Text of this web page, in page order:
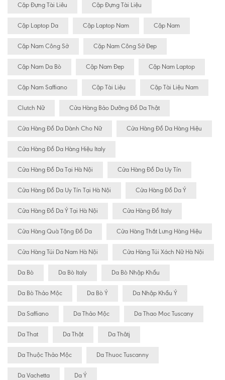
Cặp Đựng Tài Liêu Cặp Đựng Tài Liệu
Cặp Laptop Da Cặp Laptop Nam Cặp Nam
Cặp Nam Công Sở Cặp Nam Công Sở Đẹp
Cặp Nam Da Bò Cặp Nam Đẹp Cặp Nam Laptop
Cặp Nam Saffiano Cặp Tài Liệu Cặp Tài Liệu Nam
Clutch Nữ Cửa Hàng Bảo Dưỡng Đồ Da Thật
Cửa Hàng Đồ Da Dành Cho Nữ Cửa Hàng Đồ Da Hàng Hiệu
Cửa Hàng Đồ Da Hàng Hiệu Italy
Cửa Hàng Đồ Da Tại Hà Nội Cửa Hàng Đồ Da Uy Tín
Cửa Hàng Đồ Da Uy Tín Tại Hà Nội Cửa Hàng Đồ Da Ý
Cửa Hàng Đồ Da Ý Tại Hà Nội Cửa Hàng Đồ Italy
Cửa Hàng Quà Tặng Đồ Da Cửa Hàng Thắt Lưng Hàng Hiệu
Cửa Hàng Túi Da Nam Hà Nội Cửa Hàng Túi Xách Nữ Hà Nội
Da Bò Da Bò Italy Da Bò Nhập Khẩu
Da Bò Thảo Mộc Da Bò Ý Da Nhập Khẩu Ý
Da Saffiano Da Thảo Mộc Da Thao Moc Tuscany
Da That Da Thật Da Thâtj
Da Thuộc Thảo Mộc Da Thuoc Tuscanny
Da Vachetta Da Ý